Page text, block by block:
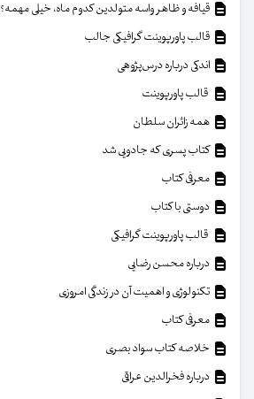
قیافه و ظاهر واسه متولدین کدوم ماه، خیلی مهمه؟
قالب پاورپوینت گرافیکی جالب
اندکی درباره درس‌پژوهی
قالب پاورپوینت
همه زائران سلطان
کتاب پسری که جادویی شد
معرفی کتاب
دوستی با کتاب
قالب پاورپوینت گرافیکی
درباره محسن رضایی
تکنولوژی و اهمیت آن در زندگی امروزی
معرفی کتاب
خلاصه کتاب سواد بصری
درباره فخرالدین عراقی